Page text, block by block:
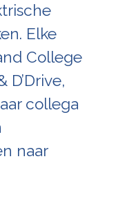
Elke
College
collega
naar